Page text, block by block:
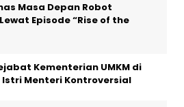
Masa Depan Robot
Episode “Rise of the
Kementerian UMKM di
Istri Menteri Kontroversial